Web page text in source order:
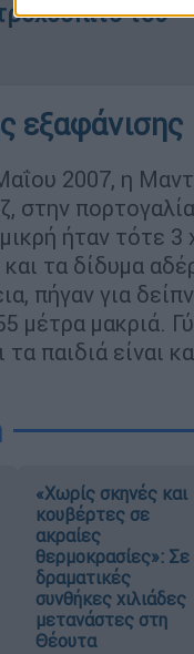
του
εξαφάνισης
2007, η
στην
ήταν τότε
τα δίδυμα
πήγαν για
μέτρα μακριά.
παιδιά είναι
«Χωρίς σκηνές και
κουβέρτες σε
ακραίες
θερμοκρασίες»: Σε
δραματικές
συνθήκες χιλιάδες
μετανάστες στη
Θέουτα